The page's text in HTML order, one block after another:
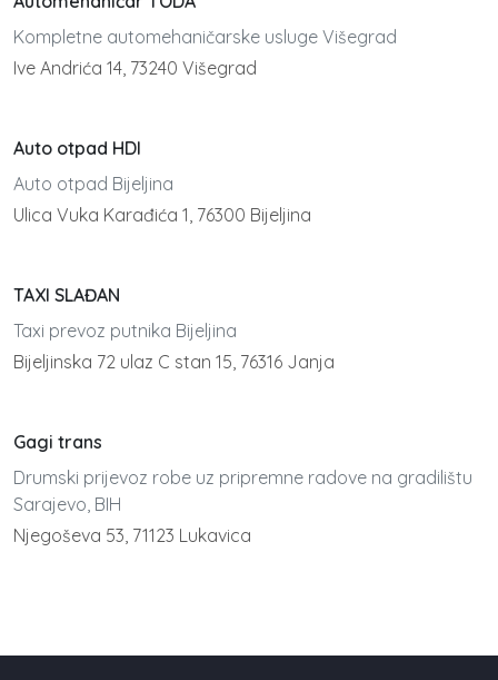
Kompletne automehaničarske usluge Višegrad
Ive Andrića 14, 73240 Višegrad
Auto otpad HDI
Auto otpad Bijeljina
Ulica Vuka Karađića 1, 76300 Bijeljina
TAXI SLAĐAN
Taxi prevoz putnika Bijeljina
Bijeljinska 72 ulaz C stan 15, 76316 Janja
Gagi trans
Drumski prijevoz robe uz pripremne radove na gradilištu
Sarajevo, BIH
Njegoševa 53, 71123 Lukavica